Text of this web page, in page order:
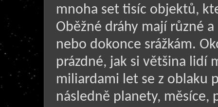
mnoha set tisíc objektů,
Oběžné dráhy mají různé
nebo dokonce srážkám.
prázdné, jak si většina lidí
miliardami let se z oblaku
následně planety, měsíce,